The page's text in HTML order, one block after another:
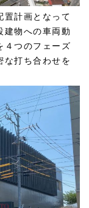
置計画となって
建物への車両動
４つのフェーズ
な打ち合わせを